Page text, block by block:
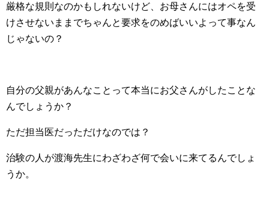
厳格な規則なのかもしれないけど、お母さんにはオペを受
けさせないままでちゃんと要求をのめばいいよって事なん
じゃないの？
自分の父親があんなことって本当にお父さんがしたことな
んでしょうか？
ただ担当医だっただけなのでは？
治験の人が渡海先生にわざわざ何で会いに来てるんでしょ
うか。